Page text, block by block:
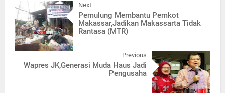
Next
Pemulung Membantu Pemkot
Makassar,Jadikan Makassarta Tidak
Rantasa (MTR)
Previous
Wapres JK,Generasi Muda Haus Jadi
Pengusaha